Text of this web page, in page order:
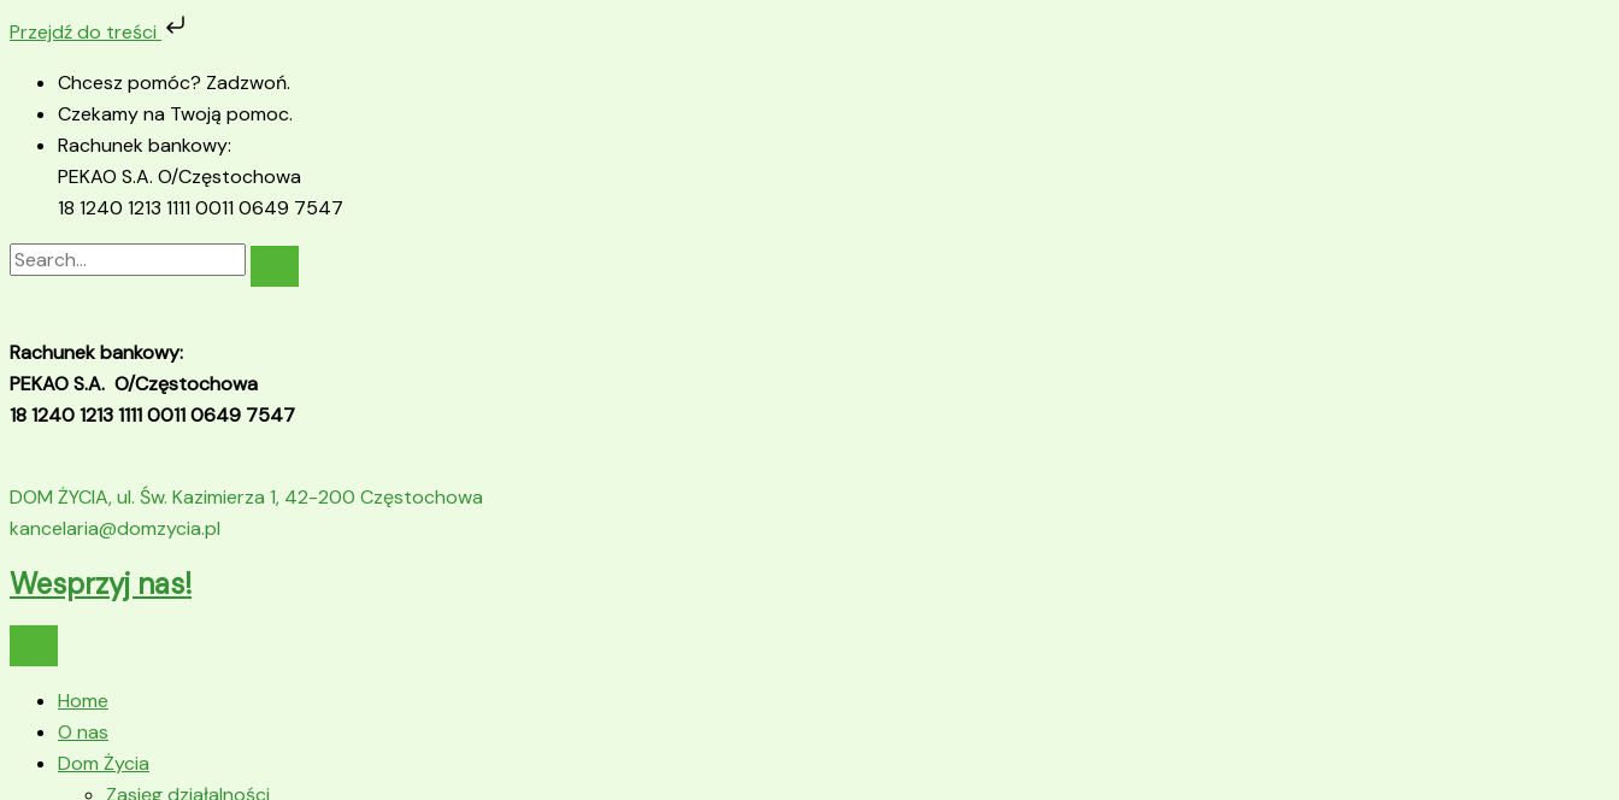
Przejdź do treści
do
treściChcesz pomóc? Zadzwoń.
Czekamy na Twoją pomoc.
Rachunek bankowy:
PEKAO S.A. O/Częstochowa
18 1240 1213 1111 0011 0649 7547
Rachunek bankowy:
PEKAO S.A. O/Częstochowa
18 1240 1213 1111 0011 0649 7547
DOM ŻYCIA,ul. Św. Kazimierza 1, 42-200 Częstochowa
kancelaria@domzycia.pl
Wesprzyj nas!
Home
O nas
Dom Życia
Zasięg działalności